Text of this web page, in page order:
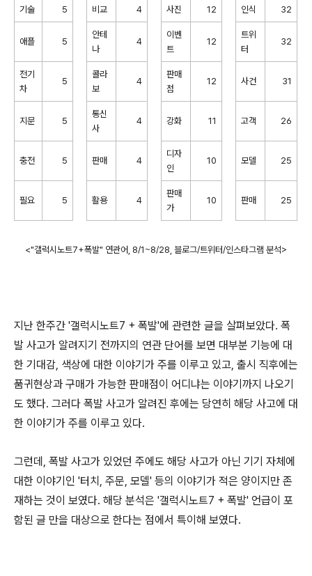
기술 5 비교 4 사진 12 인식 32
애플 5
안테
나
4
이벤
트
12
트위
터
32
전기
차
5
콜라
보
4
판매
점
12 사건 31
지문 5
통신
사
4 강화 11 고객 26
충전 5 판매 4
디자
인
10 모델 25
필요 5 활용 4
판매
가
10 판매 25
<"갤럭시노트7+폭발" 연관어, 8/1~8/28, 블로그/트위터/인스타그램 분석>
지난 한주간 '갤럭시노트7 + 폭발'에 관련한 글을 살펴보았다. 폭
발 사고가 알려지기 전까지의 연관 단어를 보면 대부분 기능에 대
한 기대감, 색상에 대한 이야기가 주를 이루고 있고, 출시 직후에는
품귀현상과 구매가 가능한 판매점이 어디냐는 이야기까지 나오기
도 했다. 그러다 폭발 사고가 알려진 후에는 당연히 해당 사고에 대
한 이야기가 주를 이루고 있다.
그런데, 폭발 사고가 있었던 주에도 해당 사고가 아닌 기기 자체에
대한 이야기인 '터치, 주문, 모델' 등의 이야기가 적은 양이지만 존
재하는 것이 보였다. 해당 분석은 '갤럭시노트7 + 폭발' 언급이 포
함된 글 만을 대상으로 한다는 점에서 특이해 보였다.